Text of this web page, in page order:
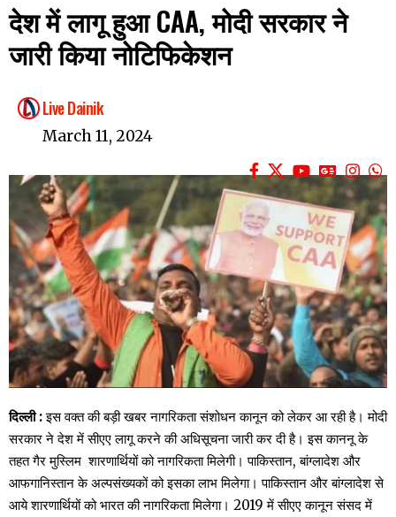
देश में लागू हुआ CAA, मोदी सरकार ने
जारी किया नोटिफिकेशन
Live Dainik
March 11, 2024
दिल्ली :इस वक्त की बड़ी खबर नागरिकता संशोधन कानून को लेकर आ रही है। मोदी
सरकार ने देश में सीएए लागू करने की अधिसूचना जारी कर दी है। इस काननू के
तहत गैर मुस्लिम शारणार्थियों को नागरिकता मिलेगी। पाकिस्तान, बांग्लादेश और
आफगानिस्तान के अल्पसंख्यकों को इसका लाभ मिलेगा। पाकिस्तान और बांग्लादेश से
आये शारणार्थियों को भारत की नागरिकता मिलेगा। 2019 में सीएए कानून संसद में